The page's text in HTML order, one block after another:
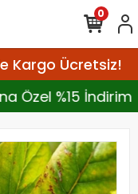
Kargo Ücretsiz!
Özel %15
0